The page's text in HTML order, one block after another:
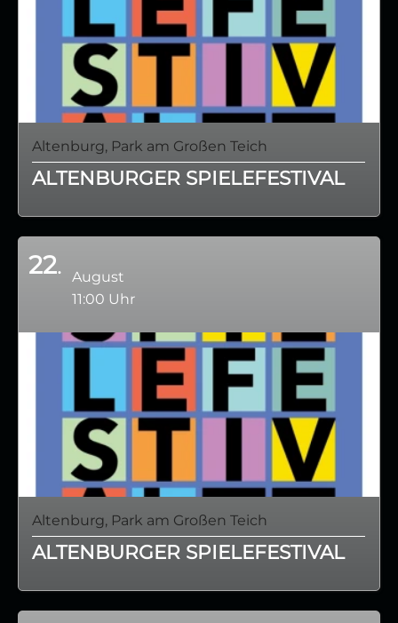
Altenburg, Park am Großen Teich
ALTENBURGER SPIELEFESTIVAL
22
August
11:00 Uhr
Altenburg, Park am Großen Teich
ALTENBURGER SPIELEFESTIVAL